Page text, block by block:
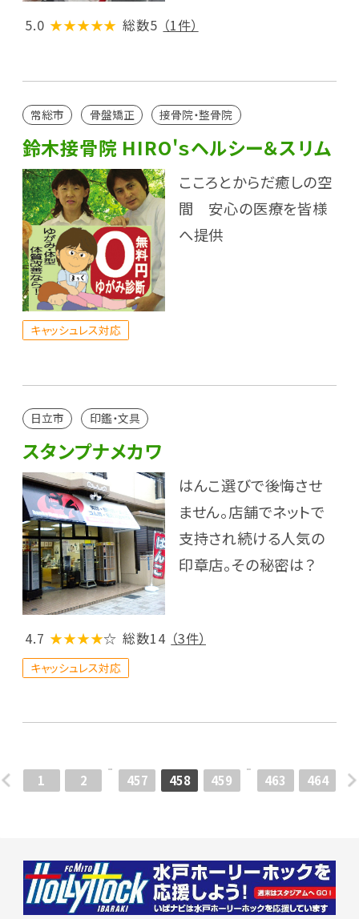
5.0 ★★★★★ 総数5 （1件）
常総市 骨盤矯正 接骨院・整骨院
鈴木接骨院 HIRO'ｓヘルシー＆スリム
こころとからだ癒しの空
間 安心の医療を皆様
へ提供
キャッシュレス対応
日立市 印鑑・文具
スタンプナメカワ
はんこ選びで後悔させ
ません。店舗でネットで
支持され続ける人気の
印章店。その秘密は？
4.7 ★★★★☆ 総数14 （3件）
キャッシュレス対応
1 2 457 458 459 463 464